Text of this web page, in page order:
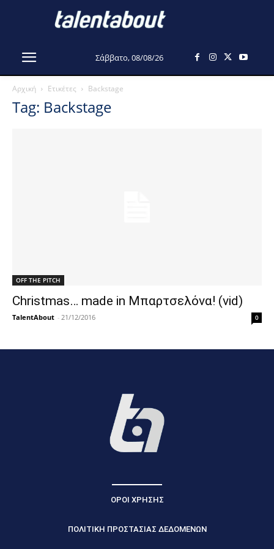
Σάββατο, 08/08/26
Αρχική Ετικέτες Backstage
Tag: Backstage
OFF THE PITCH
Christmas… made in Μπαρτσελόνα! (vid)
TalentAbout - 21/12/2016 0
ΟΡΟΙ ΧΡΗΣΗΣ
ΠΟΛΙΤΙΚΗ ΠΡΟΣΤΑΣΙΑΣ ΔΕΔΟΜΕΝΩΝ